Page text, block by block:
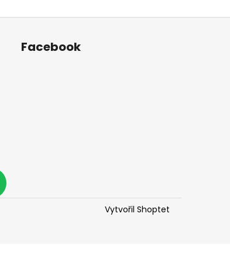
Facebook
Vytvořil Shoptet